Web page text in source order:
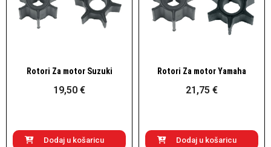
Brzi pogled
Rotori Za motor Suzuki
19,50 €
Dodaj u košaricu
Brzi pogled
Rotori Za motor Yamaha
21,75 €
Dodaj u košaricu